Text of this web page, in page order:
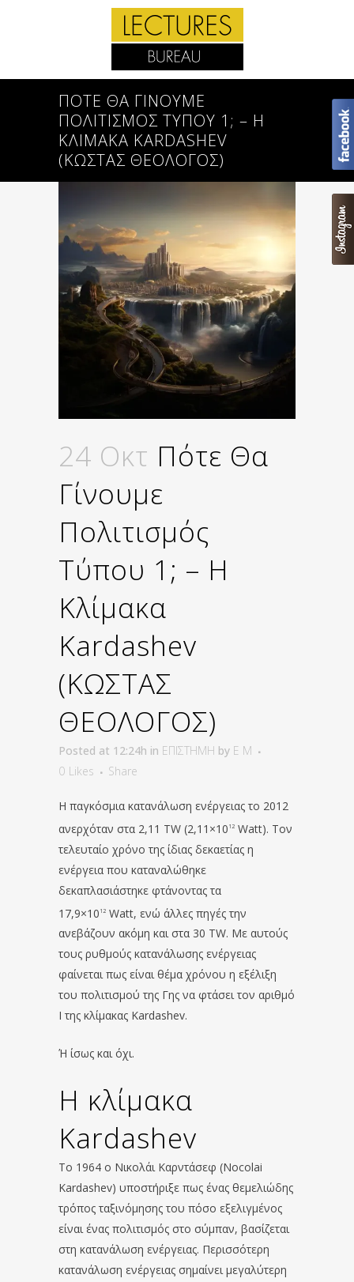
ΠΌΤΕ ΘΑ ΓΊΝΟΥΜΕ
ΠΟΛΙΤΙΣΜΌΣ ΤΎΠΟΥ 1; – Η
ΚΛΊΜΑΚΑ KARDASHEV
(ΚΩΣΤΑΣ ΘΕΟΛΟΓΟΣ)
24 Οκτ Πότε Θα
Γίνουμε
Πολιτισμός
Τύπου 1; – Η
Κλίμακα
Kardashev
(ΚΩΣΤΑΣ
ΘΕΟΛΟΓΟΣ)
Posted at 12:24h in ΕΠΙΣΤΗΜΗ by E M
0 Likes Share
Η παγκόσμια κατανάλωση ενέργειας το 2012
ανερχόταν στα 2,11 TW (2,11×10 12 Watt). Τον
τελευταίο χρόνο της ίδιας δεκαετίας η
ενέργεια που καταναλώθηκε
δεκαπλασιάστηκε φτάνοντας τα
17,9×10 12 Watt, ενώ άλλες πηγές την
ανεβάζουν ακόμη και στα 30 TW. Με αυτούς
τους ρυθμούς κατανάλωσης ενέργειας
φαίνεται πως είναι θέμα χρόνου η εξέλιξη
του πολιτισμού της Γης να φτάσει τον αριθμό
I της κλίμακας Kardashev.
Ή ίσως και όχι.
Η κλίμακα
Kardashev
Το 1964 ο Νικολάι Καρντάσεφ (Nocolai
Kardashev) υποστήριξε πως ένας θεμελιώδης
τρόπος ταξινόμησης του πόσο εξελιγμένος
είναι ένας πολιτισμός στο σύμπαν, βασίζεται
στη κατανάλωση ενέργειας. Περισσότερη
κατανάλωση ενέργειας σημαίνει μεγαλύτερη